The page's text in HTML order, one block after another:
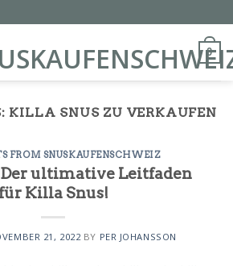
0
KILLA SNUS ZU VERKAUFEN
FROM SNUSKAUFENSCHWEIZ
ultimative Leitfaden
für Killa Snus!
21, 2022 BY PER JOHANSSON